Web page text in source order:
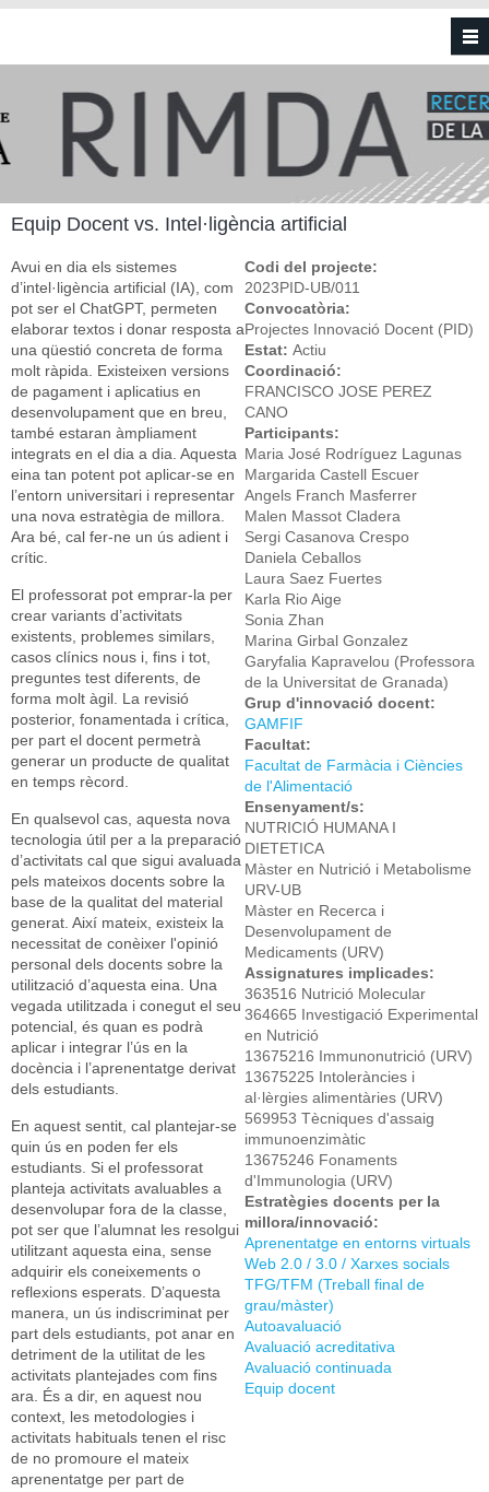
Vés al contingut
Equip Docent vs. Intel·ligència artificial
Avui en dia els sistemes
d’intel·ligència artificial (IA), com
pot ser el ChatGPT, permeten
elaborar textos i donar resposta a
una qüestió concreta de forma
molt ràpida. Existeixen versions
de pagament i aplicatius en
desenvolupament que en breu,
també estaran àmpliament
integrats en el dia a dia. Aquesta
eina tan potent pot aplicar-se en
l’entorn universitari i representar
una nova estratègia de millora.
Ara bé, cal fer-ne un ús adient i
crític.
El professorat pot emprar-la per
crear variants d’activitats
existents, problemes similars,
casos clínics nous i, fins i tot,
preguntes test diferents, de
forma molt àgil. La revisió
posterior, fonamentada i crítica,
per part el docent permetrà
generar un producte de qualitat
en temps rècord.
En qualsevol cas, aquesta nova
tecnologia útil per a la preparació
d’activitats cal que sigui avaluada
pels mateixos docents sobre la
base de la qualitat del material
generat. Així mateix, existeix la
necessitat de conèixer l'opinió
personal dels docents sobre la
utilització d’aquesta eina. Una
vegada utilitzada i conegut el seu
potencial, és quan es podrà
aplicar i integrar l’ús en la
docència i l’aprenentatge derivat
dels estudiants.
En aquest sentit, cal plantejar-se
quin ús en poden fer els
estudiants. Si el professorat
planteja activitats avaluables a
desenvolupar fora de la classe,
pot ser que l’alumnat les resolgui
utilitzant aquesta eina, sense
adquirir els coneixements o
reflexions esperats. D’aquesta
manera, un ús indiscriminat per
part dels estudiants, pot anar en
detriment de la utilitat de les
activitats plantejades com fins
ara. És a dir, en aquest nou
context, les metodologies i
activitats habituals tenen el risc
de no promoure el mateix
aprenentatge per part de
Codi del projecte:
2023PID-UB/011
Convocatòria:
Projectes Innovació Docent (PID)
Estat: Actiu
Coordinació:
FRANCISCO JOSE PEREZ
CANO
Participants:
Maria José Rodríguez Lagunas
Margarida Castell Escuer
Angels Franch Masferrer
Malen Massot Cladera
Sergi Casanova Crespo
Daniela Ceballos
Laura Saez Fuertes
Karla Rio Aige
Sonia Zhan
Marina Girbal Gonzalez
Garyfalia Kapravelou (Professora
de la Universitat de Granada)
Grup d'innovació docent:
GAMFIF
Facultat:
Facultat de Farmàcia i Ciències
de l'Alimentació
Ensenyament/s:
NUTRICIÓ HUMANA I
DIETETICA
Màster en Nutrició i Metabolisme
URV-UB
Màster en Recerca i
Desenvolupament de
Medicaments (URV)
Assignatures implicades:
363516 Nutrició Molecular
364665 Investigació Experimental
en Nutrició
13675216 Immunonutrició (URV)
13675225 Intoleràncies i
al·lèrgies alimentàries (URV)
569953 Tècniques d'assaig
immunoenzimàtic
13675246 Fonaments
d'Immunologia (URV)
Estratègies docents per la
millora/innovació:
Aprenentatge en entorns virtuals
Web 2.0 / 3.0 / Xarxes socials
TFG/TFM (Treball final de
grau/màster)
Autoavaluació
Avaluació acreditativa
Avaluació continuada
Equip docent